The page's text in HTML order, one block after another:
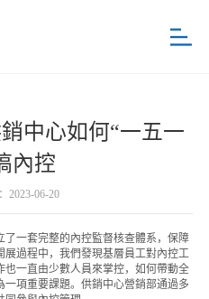
中心如何“一五一
內控
2023-06-20
了一套完整的內控監督核查體系，保障
過程中，我們發現基層員工對內控工
一直由少數人員來掌控，如何帶動全
項重要課題。供銷中心營銷部通過多